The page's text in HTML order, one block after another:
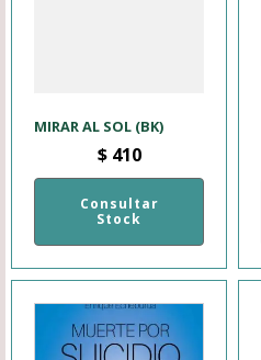
MIRAR AL SOL (BK)
$410
Consultar
Stock